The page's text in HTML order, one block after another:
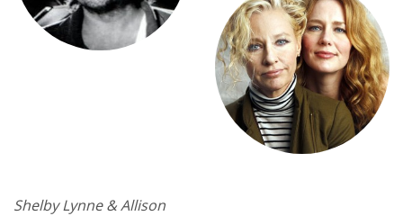
Shelby Lynne & Allison